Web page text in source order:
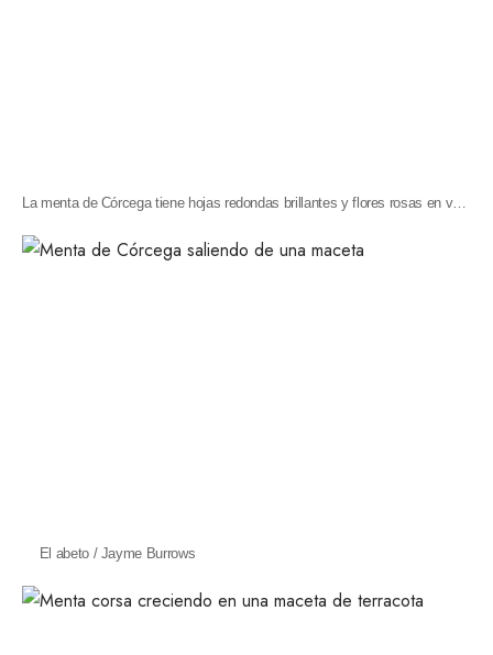
La menta de Córcega tiene hojas redondas brillantes y flores rosas en verano.
El abeto / Jayme Burrows